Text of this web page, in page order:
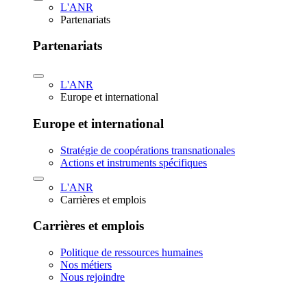
L'ANR
Partenariats
Partenariats
L'ANR
Europe et international
Europe et international
Stratégie de coopérations transnationales
Actions et instruments spécifiques
L'ANR
Carrières et emplois
Carrières et emplois
Politique de ressources humaines
Nos métiers
Nous rejoindre